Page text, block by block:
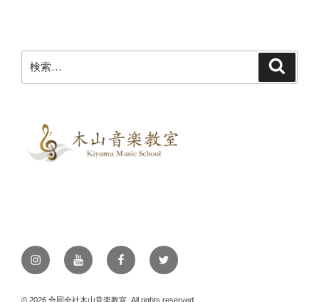
索:
InstagramYouTube FacebookTwitter
© 2026 合同会社木山音楽教室, All rights reserved.